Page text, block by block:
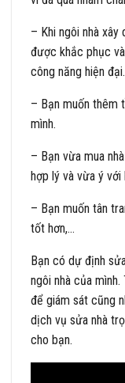
– Khi ngôi nhà xây
được khắc phục
công năng hiện đại.
– Bạn muốn thêm
mình.
– Bạn vừa mua
hợp lý và vừa ý
– Bạn muốn tân
tốt hơn,…
Bạn có dự định
ngôi nhà của
để giám sát cũng
dịch vụ sửa nhà
cho bạn.